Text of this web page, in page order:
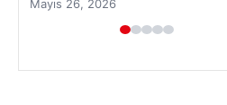
Nisan 29, 2026